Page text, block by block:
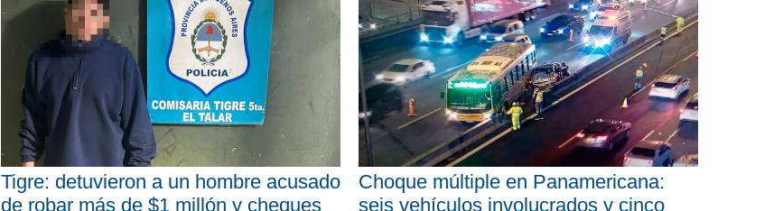
Tigre: detuvieron a un hombre acusado
de robar más de $1 millón y cheques
Choque múltiple en Panamericana:
seis vehículos involucrados y cinco